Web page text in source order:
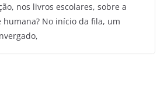
nos livros escolares, sobre a
humana? No início da fila, um